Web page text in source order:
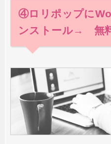
④ロリポップに
ンストール→ 無